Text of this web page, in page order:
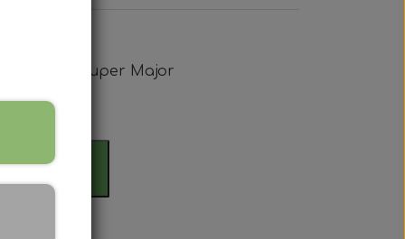
Dexta, Super Major
kurv